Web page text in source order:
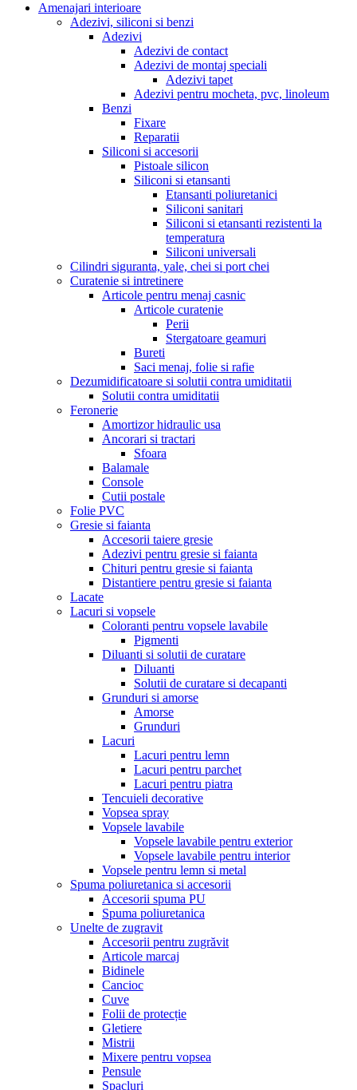
Amenajari interioare
Adezivi, siliconi si benzi
Adezivi
Adezivi de contact
Adezivi de montaj speciali
Adezivi tapet
Adezivi pentru mocheta, pvc, linoleum
Benzi
Fixare
Reparatii
Siliconi si accesorii
Pistoale silicon
Siliconi si etansanti
Etansanti poliuretanici
Siliconi sanitari
Siliconi si etansanti rezistenti la
temperatura
Siliconi universali
Cilindri siguranta, yale, chei si port chei
Curatenie si intretinere
Articole pentru menaj casnic
Articole curatenie
Perii
Stergatoare geamuri
Bureti
Saci menaj, folie si rafie
Dezumidificatoare si solutii contra umiditatii
Solutii contra umiditatii
Feronerie
Amortizor hidraulic usa
Ancorari si tractari
Sfoara
Balamale
Console
Cutii postale
Folie PVC
Gresie si faianta
Accesorii taiere gresie
Adezivi pentru gresie si faianta
Chituri pentru gresie si faianta
Distantiere pentru gresie si faianta
Lacate
Lacuri si vopsele
Coloranti pentru vopsele lavabile
Pigmenti
Diluanti si solutii de curatare
Diluanti
Solutii de curatare si decapanti
Grunduri si amorse
Amorse
Grunduri
Lacuri
Lacuri pentru lemn
Lacuri pentru parchet
Lacuri pentru piatra
Tencuieli decorative
Vopsea spray
Vopsele lavabile
Vopsele lavabile pentru exterior
Vopsele lavabile pentru interior
Vopsele pentru lemn si metal
Spuma poliuretanica si accesorii
Accesorii spuma PU
Spuma poliuretanica
Unelte de zugravit
Accesorii pentru zugrăvit
Articole marcaj
Bidinele
Cancioc
Cuve
Folii de protecție
Gletiere
Mistrii
Mixere pentru vopsea
Pensule
Spacluri